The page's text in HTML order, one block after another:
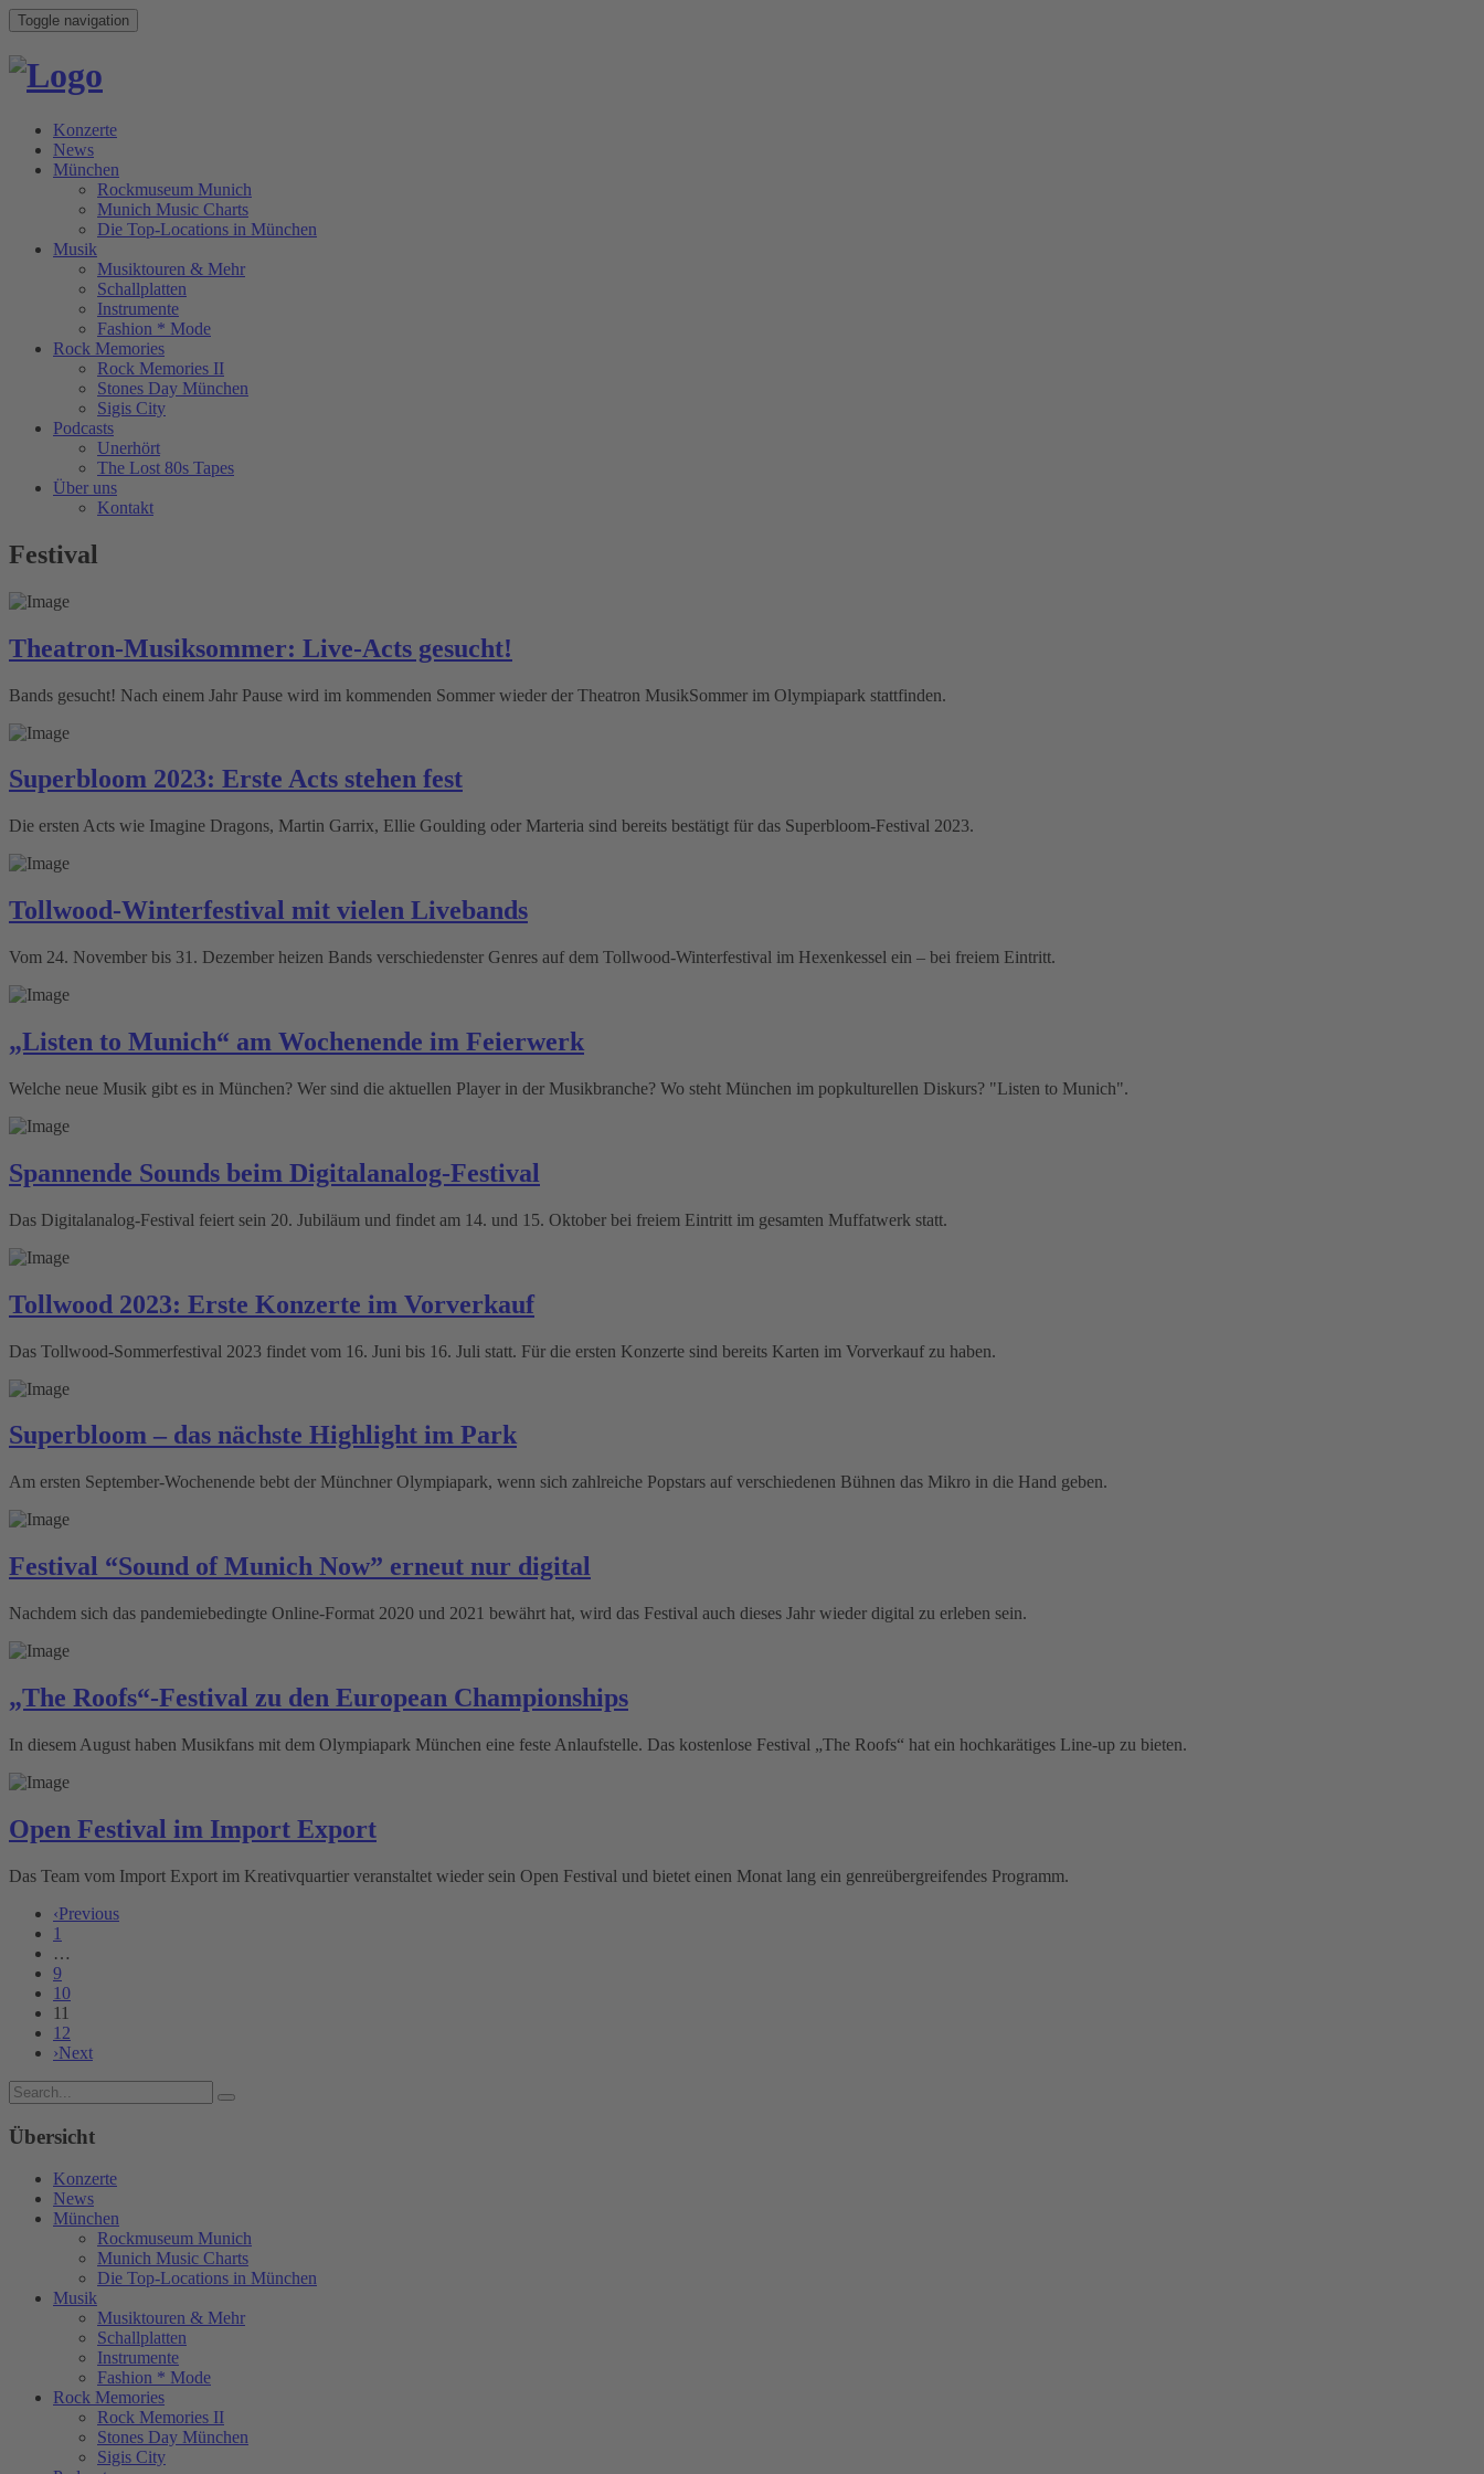
Toggle navigation
Konzerte
News
München
Rockmuseum Munich
Munich Music Charts
Die Top-Locations in München
Musik
Musiktouren & Mehr
Schallplatten
Instrumente
Fashion * Mode
Rock Memories
Rock Memories II
Stones Day München
Sigis City
Podcasts
Unerhört
The Lost 80s Tapes
Über uns
Kontakt
Festival
Theatron-Musiksommer: Live-Acts gesucht!
Bands gesucht! Nach einem Jahr Pause wird im kommenden Sommer wieder der Theatron MusikSommer im Olympiapark stattfinden.
Superbloom 2023: Erste Acts stehen fest
Die ersten Acts wie Imagine Dragons, Martin Garrix, Ellie Goulding oder Marteria sind bereits bestätigt für das Superbloom-Festival 2023.
Tollwood-Winterfestival mit vielen Livebands
Vom 24. November bis 31. Dezember heizen Bands verschiedenster Genres auf dem Tollwood-Winterfestival im Hexenkessel ein – bei freiem Eintritt.
„Listen to Munich“ am Wochenende im Feierwerk
Welche neue Musik gibt es in München? Wer sind die aktuellen Player in der Musikbranche? Wo steht München im popkulturellen Diskurs? "Listen to Munich".
Spannende Sounds beim Digitalanalog-Festival
Das Digitalanalog-Festival feiert sein 20. Jubiläum und findet am 14. und 15. Oktober bei freiem Eintritt im gesamten Muffatwerk statt.
Tollwood 2023: Erste Konzerte im Vorverkauf
Das Tollwood-Sommerfestival 2023 findet vom 16. Juni bis 16. Juli statt. Für die ersten Konzerte sind bereits Karten im Vorverkauf zu haben.
Superbloom – das nächste Highlight im Park
Am ersten September-Wochenende bebt der Münchner Olympiapark, wenn sich zahlreiche Popstars auf verschiedenen Bühnen das Mikro in die Hand geben.
Festival “Sound of Munich Now” erneut nur digital
Nachdem sich das pandemiebedingte Online-Format 2020 und 2021 bewährt hat, wird das Festival auch dieses Jahr wieder digital zu erleben sein.
„The Roofs“-Festival zu den European Championships
In diesem August haben Musikfans mit dem Olympiapark München eine feste Anlaufstelle. Das kostenlose Festival „The Roofs“ hat ein hochkarätiges Line-up zu bieten.
Open Festival im Import Export
Das Team vom Import Export im Kreativquartier veranstaltet wieder sein Open Festival und bietet einen Monat lang ein genreübergreifendes Programm.
‹Previous
1
…
9
10
11
12
›Next
Übersicht
Konzerte
News
München
Rockmuseum Munich
Munich Music Charts
Die Top-Locations in München
Musik
Musiktouren & Mehr
Schallplatten
Instrumente
Fashion * Mode
Rock Memories
Rock Memories II
Stones Day München
Sigis City